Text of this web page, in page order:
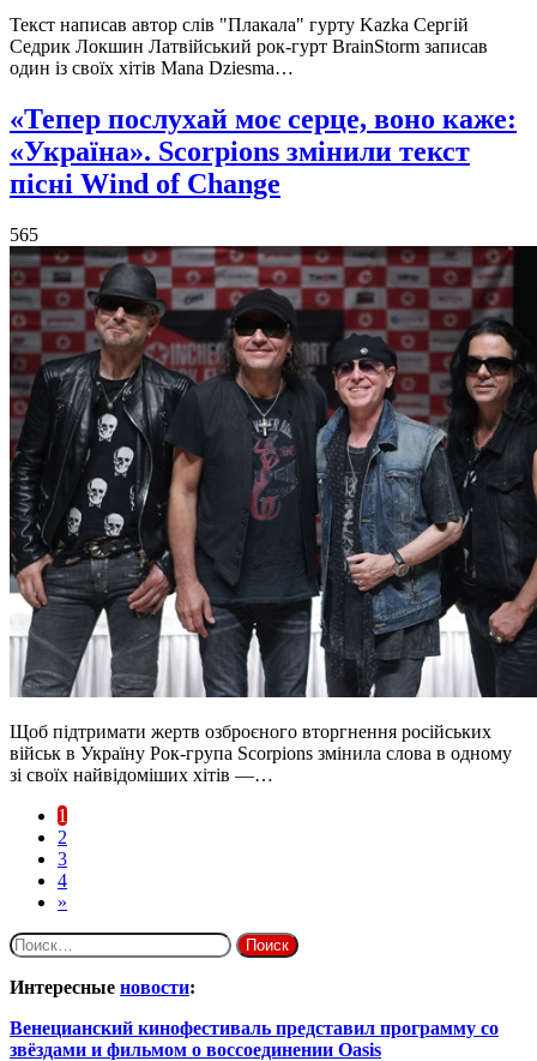
Текст написав автор слів "Плакала" гурту Kazka Сергій
Седрик Локшин Латвійський рок-гурт BrainStorm записав
один із своїх хітів Mana Dziesma…
«Тепер послухай моє серце, воно каже:
«Україна». Scorpions змінили текст
пісні Wind of Change
565
Щоб підтримати жертв озброєного вторгнення російських
військ в Україну Рок-група Scorpions змінила слова в одному
зі своїх найвідоміших хітів —…
1
2
3
4
»
Найти:
Интересные новости:
Венецианский кинофестиваль представил программу со
звёздами и фильмом о воссоединении Oasis